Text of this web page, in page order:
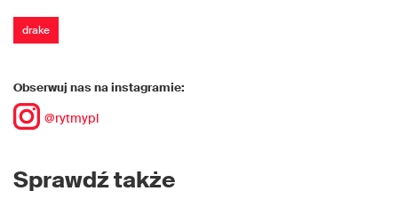
drake
Obserwuj nas na instagramie:
@rytmypl
Sprawdź także